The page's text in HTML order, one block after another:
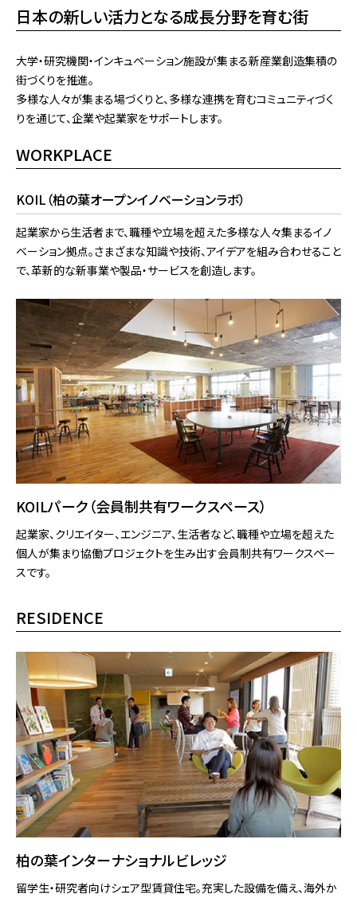
日本の新しい活力となる成長分野を育む街
大学・研究機関・インキュベーション施設が集まる新産業創造集積の
街づくりを推進。
多様な人々が集まる場づくりと、多様な連携を育むコミュニティづく
りを通じて、企業や起業家をサポートします。
WORKPLACE
KOIL（柏の葉オープンイノベーションラボ）
起業家から⽣活者まで、職種や⽴場を超えた多様な⼈々集まるイノ
ベーション拠点。さまざまな知識や技術、アイデアを組み合わせること
で、⾰新的な新事業や製品・サービスを創造します。
KOILパーク（会員制共有ワークスペース）
起業家、クリエイター、エンジニア、⽣活者など、職種や⽴場を超えた
個⼈が集まり協働プロジェクトを⽣み出す会員制共有ワークスペー
スです。
RESIDENCE
柏の葉インターナショナルビレッジ
留学⽣・研究者向けシェア型賃貸住宅。充実した設備を備え、海外か